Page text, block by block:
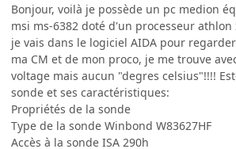
Bonjour, voilà je possède un pc medion
msi ms-6382 doté d'un processeur athlon
je vais dans le logiciel AIDA pour
ma CM et de mon proco, je me trouve
voltage mais aucun "degres celsius"!!!!
sonde et ses caractéristiques:
Propriétés de la sonde
Type de la sonde Winbond W83627HF
Accès à la sonde ISA 290h